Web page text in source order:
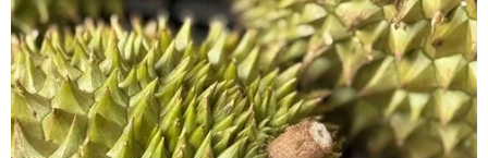
Lâm Đồng xử lý căn cơ các tồn tại
trong quản lý, bảo vệ rừng
10/08/2026 07:44